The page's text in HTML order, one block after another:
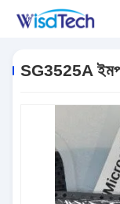
SG3525A